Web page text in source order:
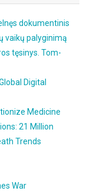
dokumentinis
vaikų palyginimą
tęsinys. Tom-
Digital
Medicine
21 Million
Trends
War